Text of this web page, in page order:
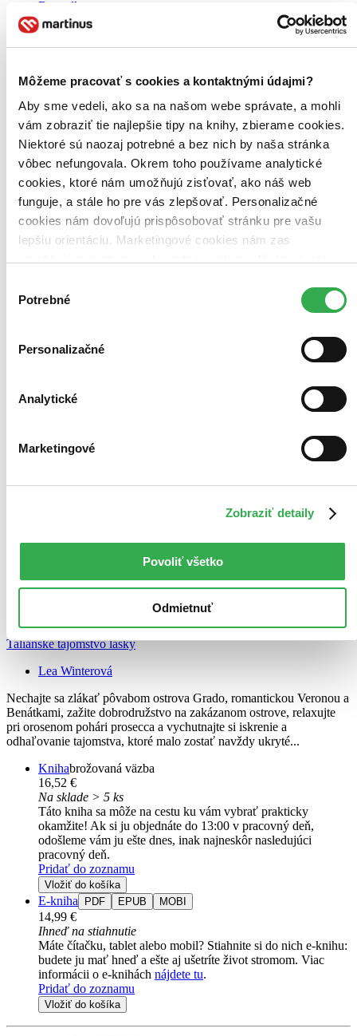
Môžeme pracovať s cookies a kontaktnými údajmi?
Aby sme vedeli, ako sa na našom webe správate, a mohli
vám zobraziť tie najlepšie tipy na knihy, zbierame cookies.
Niektoré sú naozaj potrebné a bez nich by naša stránka
vôbec nefungovala. Okrem toho používame analytické
cookies, ktoré nám umožňujú zisťovať, ako náš web
funguje, a stále ho pre vás zlepšovať. Personalizačné
cookies nám dovoľujú prispôsobovať stránku pre vašu
lepšiu orientáciu. Marketingové cookies nám zas
keby sme mohli používať všetky tieto cookies. Ďakujeme!
súhlasu
Potrebné
Personalizačné
Analytické
Marketingové
Zobraziť detaily
Povoliť všetko
Odmietnuť
Bestsellery
Top hodnotené
Najdrahšie
Najvyššia zľava
TOP #34
Talianske tajomstvo lásky
Lea Winterová
Nechajte sa zlákať pôvabom ostrova Grado, romantickou Veronou a
Benátkami, zažite dobrodružstvo na zakázanom ostrove, relaxujte
pri orosenom pohári prosecca a vychutnajte si iskrenie a
odhaľovanie tajomstva, ktoré malo zostať navždy ukryté...
Knihabrožovaná väzba
16,52 €
Na sklade > 5 ks
Táto kniha sa môže na cestu ku vám vybrať prakticky
okamžite! Ak si ju objednáte do 13:00 v pracovný deň,
odošleme vám ju ešte dnes, inak najneskôr nasledujúci
pracovný deň.
Pridať do zoznamu
Vložiť do košíka
E-kniha PDF EPUB MOBI
14,99 €
Ihneď na stiahnutie
Máte čítačku, tablet alebo mobil? Stiahnite si do nich e-knihu:
budete ju mať hneď a ešte aj ušetríte život stromom. Viac
informácii o e-knihách nájdete tu.
Pridať do zoznamu
Vložiť do košíka